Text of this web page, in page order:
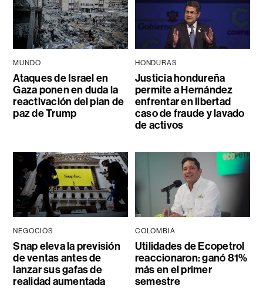
MUNDO
Ataques de Israel en
Gaza ponen en duda la
reactivación del plan de
paz de Trump
HONDURAS
Justicia hondureña
permite a Hernández
enfrentar en libertad
caso de fraude y lavado
de activos
NEGOCIOS
Snap eleva la previsión
de ventas antes de
lanzar sus gafas de
realidad aumentada
COLOMBIA
Utilidades de Ecopetrol
reaccionaron: ganó 81%
más en el primer
semestre